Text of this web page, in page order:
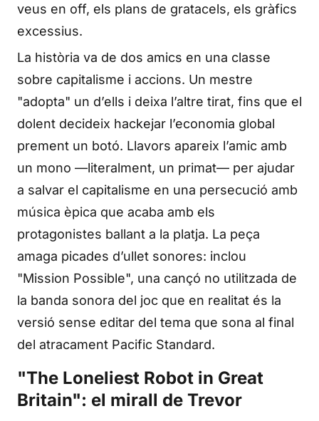
veus en off, els plans de gratacels, els gràfics
excessius.
La història va de dos amics en una classe
sobre capitalisme i accions. Un mestre
"adopta" un d’ells i deixa l’altre tirat, fins que el
dolent decideix hackejar l’economia global
prement un botó. Llavors apareix l’amic amb
un mono —literalment, un primat— per ajudar
a salvar el capitalisme en una persecució amb
música èpica que acaba amb els
protagonistes ballant a la platja. La peça
amaga picades d’ullet sonores: inclou
"Mission Possible", una cançó no utilitzada de
la banda sonora del joc que en realitat és la
versió sense editar del tema que sona al final
del atracament Pacific Standard.
"The Loneliest Robot in Great
Britain": el mirall de Trevor